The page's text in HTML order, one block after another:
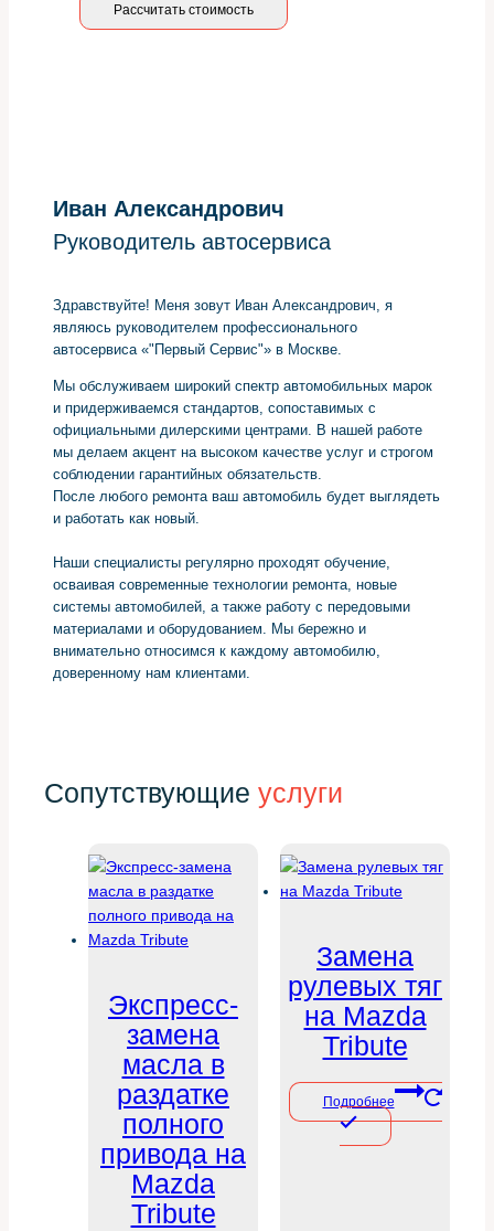
Рассчитать стоимость
Иван Александрович
Руководитель автосервиса
Здравствуйте! Меня зовут Иван Александрович, я
являюсь руководителем профессионального
автосервиса «"Первый Сервис"» в Москве.
Мы обслуживаем широкий спектр автомобильных марок
и придерживаемся стандартов, сопоставимых с
официальными дилерскими центрами. В нашей работе
мы делаем акцент на высоком качестве услуг и строгом
соблюдении гарантийных обязательств.
После любого ремонта ваш автомобиль будет выглядеть
и работать как новый.
Наши специалисты регулярно проходят обучение,
осваивая современные технологии ремонта, новые
системы автомобилей, а также работу с передовыми
материалами и оборудованием. Мы бережно и
внимательно относимся к каждому автомобилю,
доверенному нам клиентами.
Сопутствующие услуги
Экспресс-
замена
масла в
раздатке
полного
привода на
Mazda
Tribute
Замена
рулевых тяг
на Mazda
Tribute
Подробнее